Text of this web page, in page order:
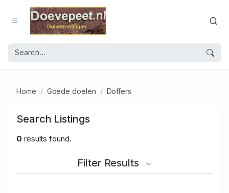
Home Goede doelen Doffers
Search Listings
0 results found.
Filter Results